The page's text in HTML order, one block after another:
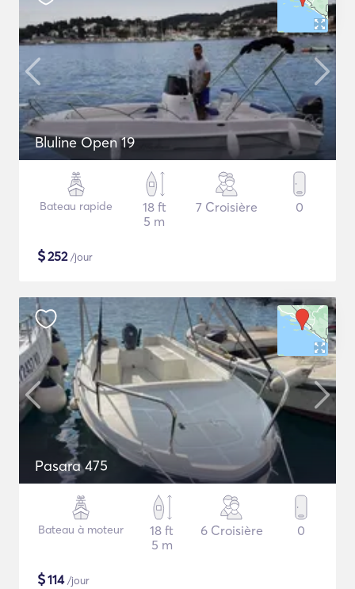
Bluline Open 19
Bateau rapide
18 ft
5 m
7 Croisière 0
$252/jour
Pasara 475
Bateau à moteur
18 ft
5 m
6 Croisière 0
$114/jour